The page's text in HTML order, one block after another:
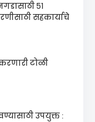
५१
सहकार्याचे
टोळी
उपयुक्त :